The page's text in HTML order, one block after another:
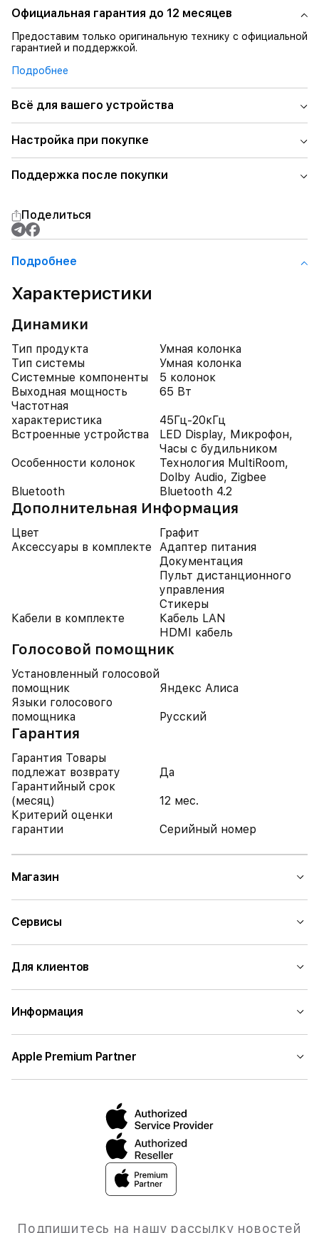
Официальная гарантия до 12 месяцев
Предоставим только оригинальную технику с официальной
гарантией и поддержкой.
Подробнее
Всё для вашего устройства
Настройка при покупке
Поддержка после покупки
Поделиться
Подробнее
Характеристики
Динамики
Тип продукта
Умная колонка
Тип системы
Умная колонка
Системные компоненты
5 колонок
Выходная мощность
65 Вт
Частотная
характеристика
45Гц-20кГц
Встроенные устройства
LED Display, Микрофон,
Часы с будильником
Особенности колонок
Технология MultiRoom,
Dolby Audio, Zigbee
Bluetooth
Bluetooth 4.2
Дополнительная Информация
Цвет
Графит
Аксессуары в комплекте
Адаптер питания
Документация
Пульт дистанционного
управления
Стикеры
Кабели в комплекте
Кабель LAN
HDMI кабель
Голосовой помощник
Установленный голосовой
помощник
Яндекс Алиса
Языки голосового
помощника
Русский
Гарантия
Гарантия Товары
подлежат возврату
Да
Гарантийный срок
(месяц)
12 мес.
Критерий оценки
гарантии
Серийный номер
Магазин
Сервисы
Для клиентов
Информация
Apple Premium Partner
Подпишитесь на нашу рассылку новостей